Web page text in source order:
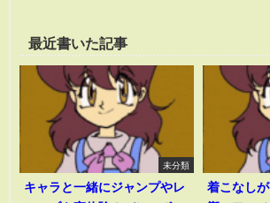
最近書いた記事
未分類
キャラと一緒にジャンプやレ
着こなし